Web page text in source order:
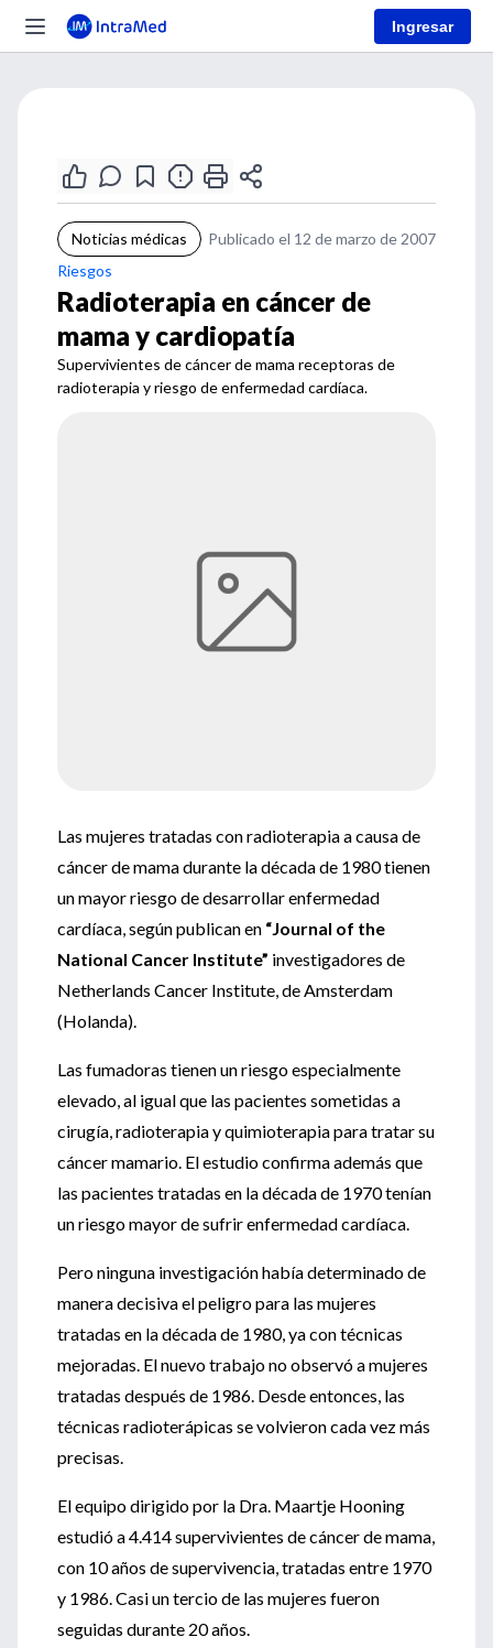
Ingresar
Noticias médicas
Publicado el 12 de marzo de 2007
Riesgos
Radioterapia en cáncer de
mama y cardiopatía
Supervivientes de cáncer de mama receptoras de
radioterapia y riesgo de enfermedad cardíaca.
Las mujeres tratadas con radioterapia a causa de
cáncer de mama durante la década de 1980 tienen
un mayor riesgo de desarrollar enfermedad
cardíaca, según publican en “Journal of the
National Cancer Institute” investigadores de
Netherlands Cancer Institute, de Amsterdam
(Holanda).
Las fumadoras tienen un riesgo especialmente
elevado, al igual que las pacientes sometidas a
cirugía, radioterapia y quimioterapia para tratar su
cáncer mamario. El estudio confirma además que
las pacientes tratadas en la década de 1970 tenían
un riesgo mayor de sufrir enfermedad cardíaca.
Pero ninguna investigación había determinado de
manera decisiva el peligro para las mujeres
tratadas en la década de 1980, ya con técnicas
mejoradas. El nuevo trabajo no observó a mujeres
tratadas después de 1986. Desde entonces, las
técnicas radioterápicas se volvieron cada vez más
precisas.
El equipo dirigido por la Dra. Maartje Hooning
estudió a 4.414 supervivientes de cáncer de mama,
con 10 años de supervivencia, tratadas entre 1970
y 1986. Casi un tercio de las mujeres fueron
seguidas durante 20 años.